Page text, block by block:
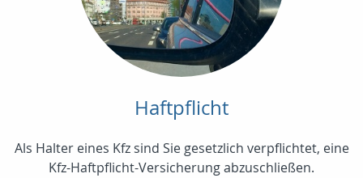
Haftpflicht
Als Halter eines Kfz sind Sie gesetzlich verpflichtet, eine
Kfz-Haftpflicht-Versicherung abzuschließen.